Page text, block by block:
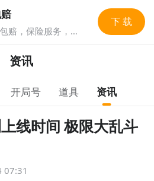
赔，保险服务，实
玩家选择的游戏交
下 载
资讯
开局号 道具 资讯
线时间 极限大乱斗
07:31